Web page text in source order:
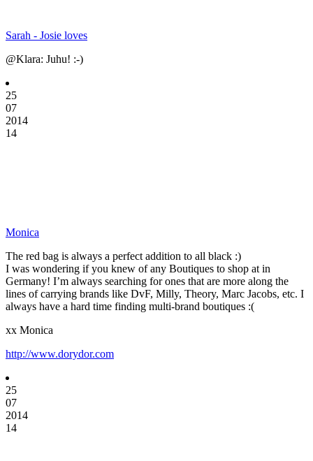
Sarah - Josie loves
@Klara: Juhu! :-)
25
07
2014
14
Monica
The red bag is always a perfect addition to all black :)
I was wondering if you knew of any Boutiques to shop at in
Germany! I’m always searching for ones that are more along the
lines of carrying brands like DvF, Milly, Theory, Marc Jacobs, etc. I
always have a hard time finding multi-brand boutiques :(
xx Monica
http://www.dorydor.com
25
07
2014
14